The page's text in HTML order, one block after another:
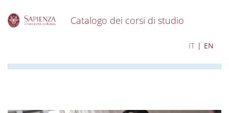
Catalogo dei corsi di studio
IT EN
I contenuti del catalogo per l'a.a. 2026-2027 sono in